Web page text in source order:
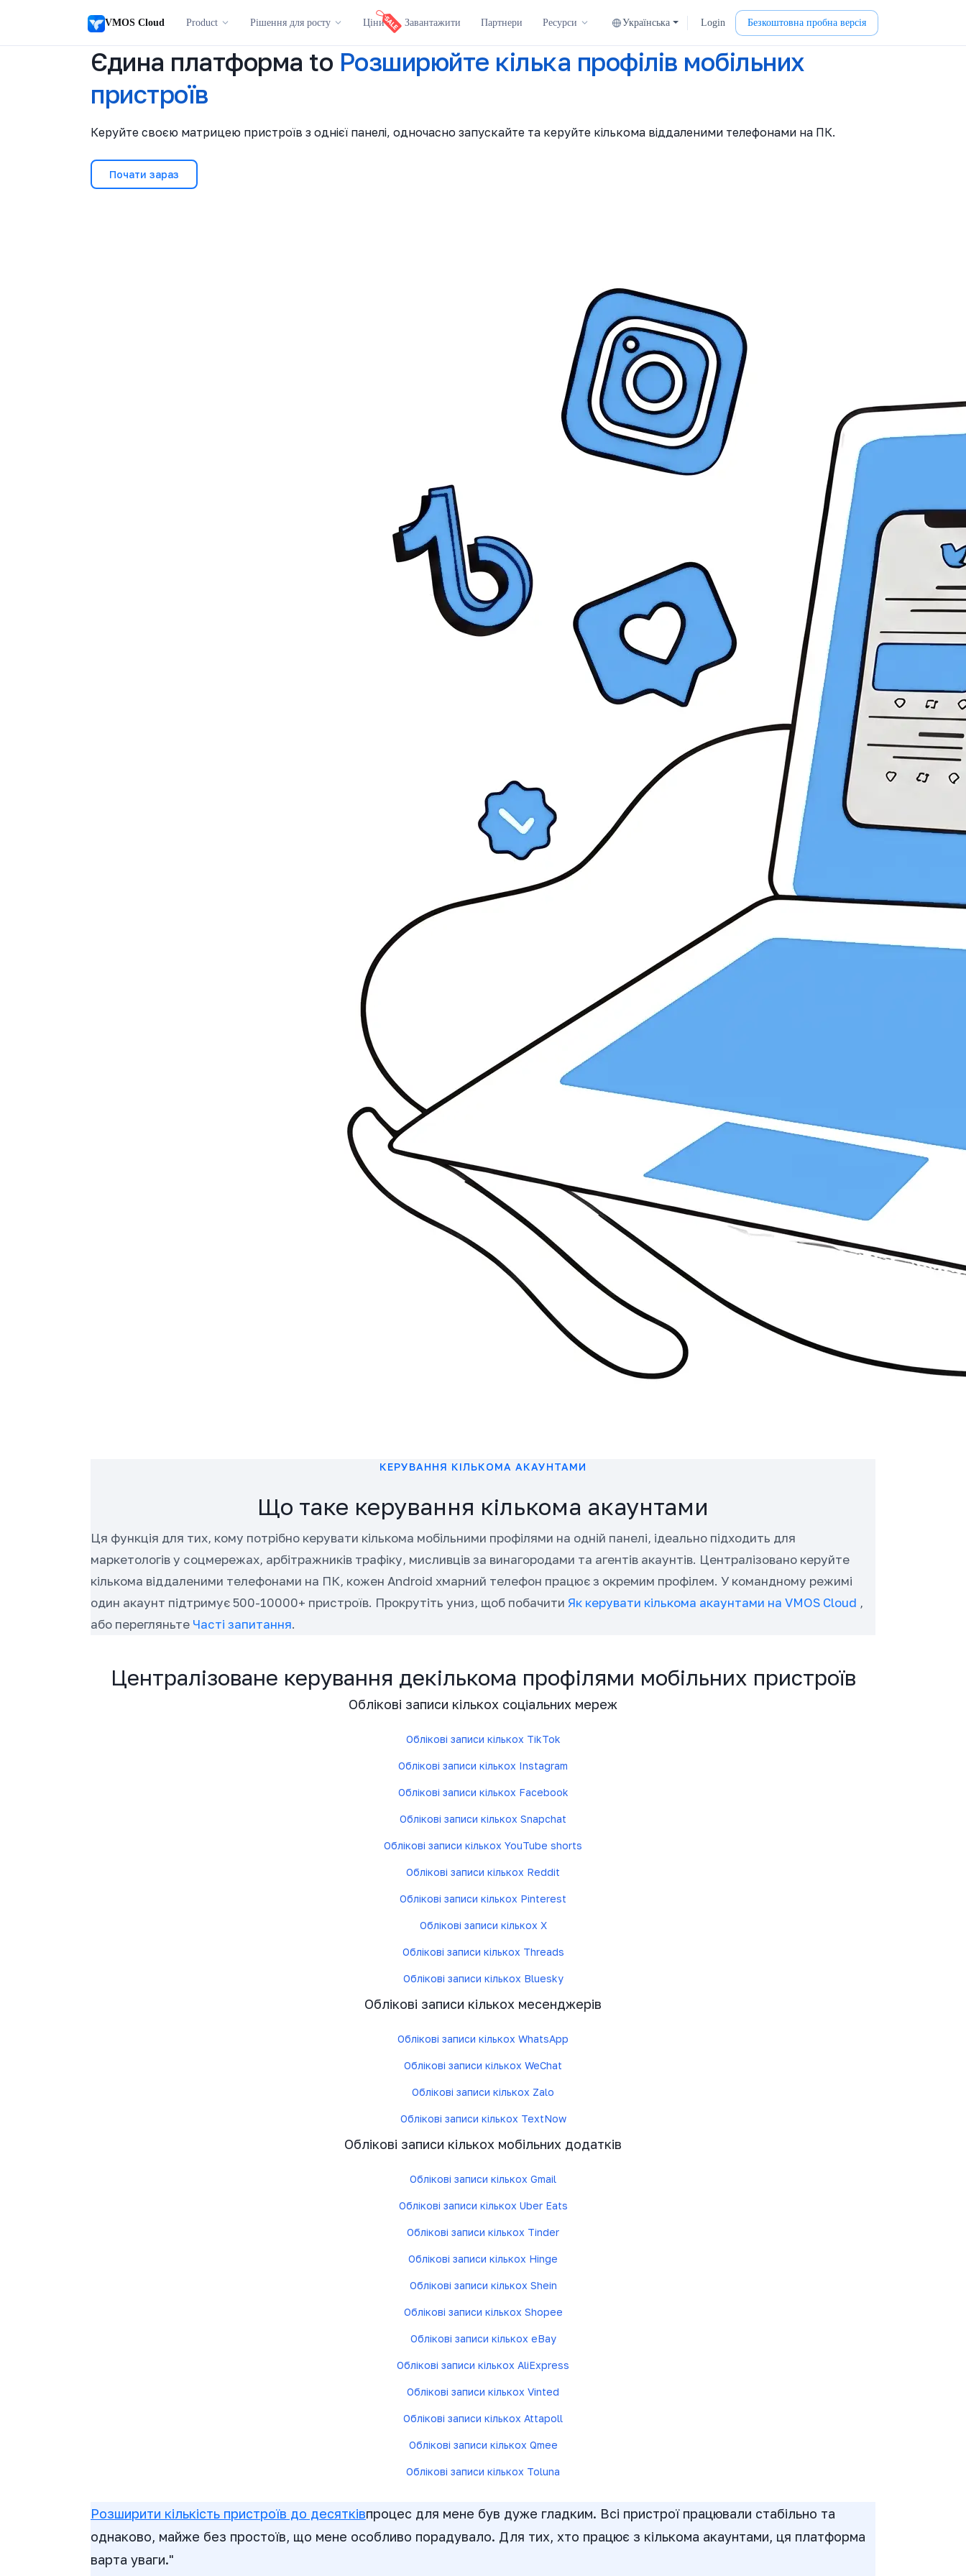
VMOS Cloud Product Рішення для росту Ціни Завантажити Партнери Ресурси Українська Login Безкоштовна пробна версія
Єдина платформа to Розширюйте кілька профілів мобільних
пристроїв
Керуйте своєю матрицею пристроїв з однієї панелі, одночасно запускайте та керуйте кількома віддаленими телефонами на ПК.
Почати зараз
КЕРУВАННЯ КІЛЬКОМА АКАУНТАМИ
Що таке керування кількома акаунтами
Ця функція для тих, кому потрібно керувати кількома мобільними профілями на одній панелі, ідеально підходить для
маркетологів у соцмережах, арбітражників трафіку, мисливців за винагородами та агентів акаунтів. Централізовано керуйте
кількома віддаленими телефонами на ПК, кожен Android хмарний телефон працює з окремим профілем. У командному режимі
один акаунт підтримує 500-10000+ пристроїв. Прокрутіть униз, щоб побачити Як керувати кількома акаунтами на VMOS Cloud ,
або перегляньте Часті запитання.
Централізоване керування декількома профілями мобільних пристроїв
Облікові записи кількох соціальних мереж
Облікові записи кількох TikTok
Облікові записи кількох Instagram
Облікові записи кількох Facebook
Облікові записи кількох Snapchat
Облікові записи кількох YouTube shorts
Облікові записи кількох Reddit
Облікові записи кількох Pinterest
Облікові записи кількох X
Облікові записи кількох Threads
Облікові записи кількох Bluesky
Облікові записи кількох месенджерів
Облікові записи кількох WhatsApp
Облікові записи кількох WeChat
Облікові записи кількох Zalo
Облікові записи кількох TextNow
Облікові записи кількох мобільних додатків
Облікові записи кількох Gmail
Облікові записи кількох Uber Eats
Облікові записи кількох Tinder
Облікові записи кількох Hinge
Облікові записи кількох Shein
Облікові записи кількох Shopee
Облікові записи кількох eBay
Облікові записи кількох AliExpress
Облікові записи кількох Vinted
Облікові записи кількох Attapoll
Облікові записи кількох Qmee
Облікові записи кількох Toluna
Розширити кількість пристроїв до десятківпроцес для мене був дуже гладким. Всі пристрої працювали стабільно та
однаково, майже без простоїв, що мене особливо порадувало. Для тих, хто працює з кількома акаунтами, ця платформа
варта уваги."